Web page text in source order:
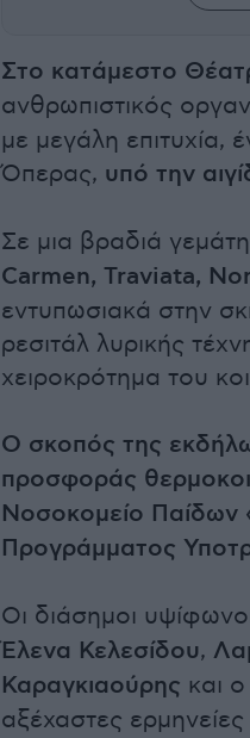
Στο κατάμεστο
ανθρωπιστικός
με μεγάλη επιτυχία,
Όπερας, υπό την
Σε μια βραδιά
Carmen, Traviata,
εντυπωσιακά στην
ρεσιτάλ λυρικής
χειροκρότημα του
Ο σκοπός της
προσφοράς
Νοσοκομείο Παίδων
Προγράμματος
Οι διάσημοι
Έλενα Κελεσίδου,
Καραγκιαούρης και
αξέχαστες